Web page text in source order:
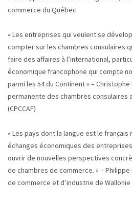
commerce du Québec
« Les entreprises qui veulent se
compter sur les chambres consulaires
faire des affaires à l’international,
économique francophone qui compte
parmi les 54 du Continent » –
permanente des chambres consulaires
(CPCCAF)
« Les pays dont la langue est le
échanges économiques des
ouvrir de nouvelles perspectives
de chambres de commerce. » –
de commerce et d’industrie de Wallonie